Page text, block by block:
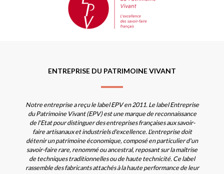
ENTREPRISE DU PATRIMOINE VIVANT
Notre entreprise a reçu le label EPV en 2011. Le label Entreprise
du Patrimoine Vivant (EPV) est une marque de reconnaissance
de l'Etat pour distinguer des entreprises françaises aux savoir-
faire artisanaux et industriels d'excellence. L'entreprise doit
détenir un patrimoine économique, composé en particulier d'un
savoir-faire rare, renommé ou ancestral, reposant sur la maîtrise
de techniques traditionnelles ou de haute technicité. Ce label
rassemble des fabricants attachés à la haute performance de leur